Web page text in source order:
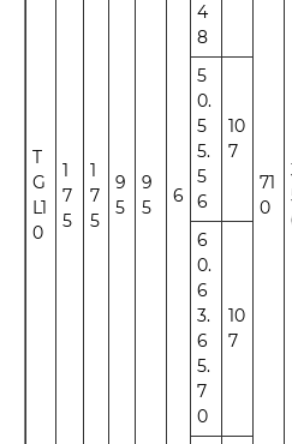
T
G
L1
0
1
7
5
1
7
5
9
5
9
5
6
4
8
71
0
5
0.
5
5.
5
6
10
7
6
0.
6
3.
6
5.
7
0
10
7